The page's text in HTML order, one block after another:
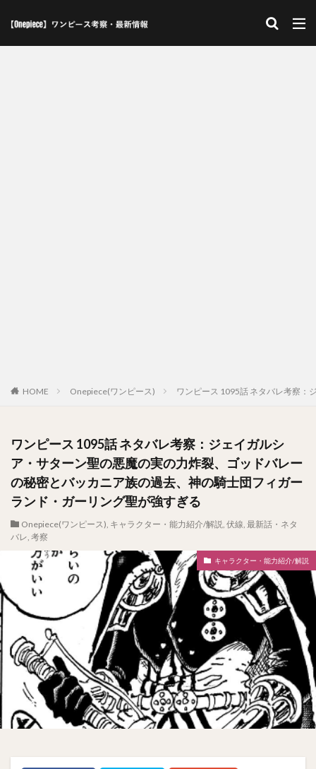
HOME Onepiece(ワンピース) ワンピース 1095話 ネタバレ考察：
ワンピース 1095話 ネタバレ考察：ジェイガルシ
ア・サターン聖の悪魔の実の力炸裂、ゴッドバレー
の秘密とバッカニア族の過去、神の騎士団フィガー
ランド・ガーリング聖が強すぎる
Onepiece(ワンピース), キャラクター・能力紹介/解説, 伏線, 最新話・ネタ
バレ, 考察
キャラクター・能力紹介/解説